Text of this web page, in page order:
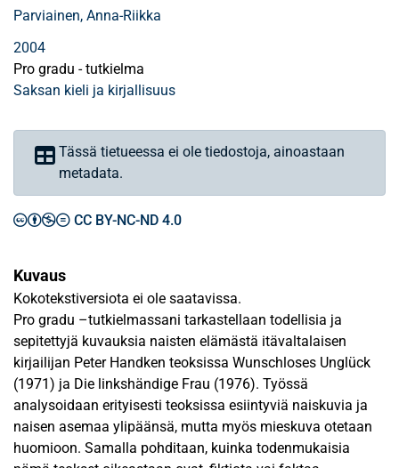
Parviainen, Anna-Riikka
2004
Pro gradu - tutkielma
Saksan kieli ja kirjallisuus
Tässä tietueessa ei ole tiedostoja, ainoastaan
metadata.
CC BY-NC-ND 4.0
Kuvaus
Kokotekstiversiota ei ole saatavissa.
Pro gradu –tutkielmassani tarkastellaan todellisia ja
sepitettyjä kuvauksia naisten elämästä itävaltalaisen
kirjailijan Peter Handken teoksissa Wunschloses Unglück
(1971) ja Die linkshändige Frau (1976). Työssä
analysoidaan erityisesti teoksissa esiintyviä naiskuvia ja
naisen asemaa ylipäänsä, mutta myös mieskuva otetaan
huomioon. Samalla pohditaan, kuinka todenmukaisia